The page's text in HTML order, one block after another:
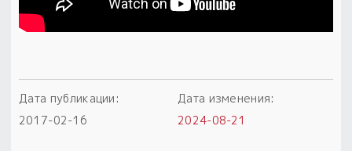
Дата публикации:
2017-02-16
Дата изменения:
2024-08-21